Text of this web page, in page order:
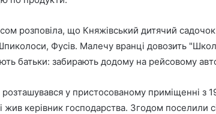
розповіла, що Княжівський дитячий садочок
Фусів. Малечу вранці довозить
батьки: забирають додому на рейсовому
у пристосованому приміщенні з
жив керівник господарства. Згодом поселили